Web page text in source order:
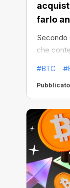
farlo
Secondo
che
#BTC